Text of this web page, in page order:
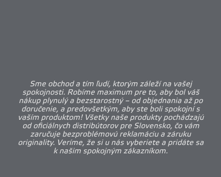
Sme obchod a tím ľudí, ktorým záleží na vašej
spokojnosti. Robíme maximum pre to, aby bol váš
nákup plynulý a bezstarostný – od objednania až po
doručenie, a predovšetkým, aby ste boli spokojní s
vaším produktom! Všetky naše produkty pochádzajú
od oficiálnych distribútorov pre Slovensko, čo vám
zaručuje bezproblémovú reklamáciu a záruku
originality. Veríme, že si u nás vyberiete a pridáte sa
k našim spokojným zákazníkom.